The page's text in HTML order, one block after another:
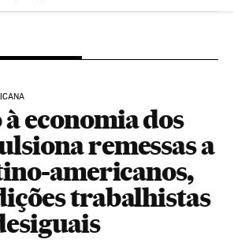
economia dos
remessas a
americanos,
trabalhistas